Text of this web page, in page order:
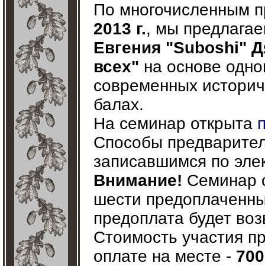
По многочисленным
2013 г., мы
Евгения "Suboshi"
всех" на основе
современных
балах.
На семинар открыта
Способы
записавшимся по
Внимание! Семинар
шести
предоплата будет
Стоимость участия
оплате на месте -